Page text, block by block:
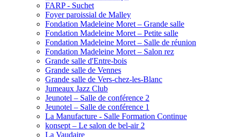
FARP - Suchet
Foyer paroissial de Malley
Fondation Madeleine Moret – Grande salle
Fondation Madeleine Moret – Petite salle
Fondation Madeleine Moret – Salle de réunion
Fondation Madeleine Moret – Salon rez
Grande salle d'Entre-bois
Grande salle de Vennes
Grande salle de Vers-chez-les-Blanc
Jumeaux Jazz Club
Jeunotel – Salle de conférence 2
Jeunotel – Salle de conférence 1
La Manufacture - Salle Formation Continue
konsept – Le salon de bel-air 2
La Vaudaire